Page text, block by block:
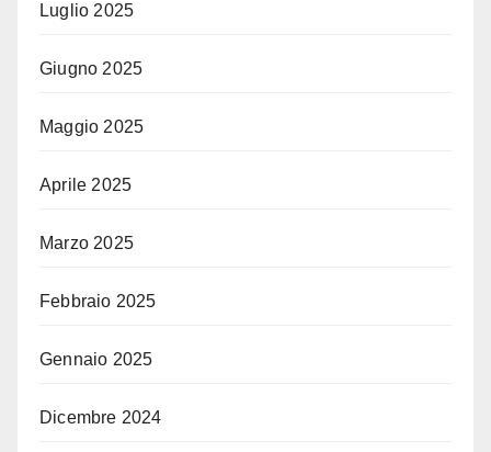
Luglio 2025
Giugno 2025
Maggio 2025
Aprile 2025
Marzo 2025
Febbraio 2025
Gennaio 2025
Dicembre 2024